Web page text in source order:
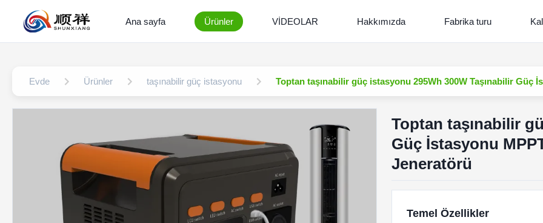
Ana sayfa Ürünler VİDEOLAR Hakkımızda Fabrika turu
Evde Ürünler taşınabilir güç istasyonu Toptan taşınabilir güç istasyonu 295Wh 300W Taşınabilir
Toptan taşınabilir
Güç İstasyonu
Jeneratörü
Temel Özellikler